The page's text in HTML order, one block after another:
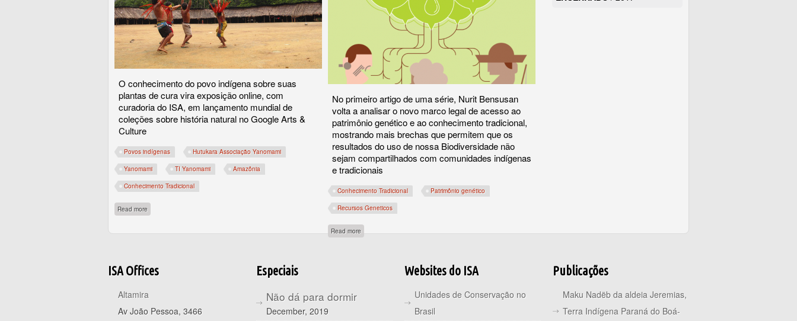
O conhecimento do povo indígena sobre suas
plantas de cura vira exposição online, com
curadoria do ISA, em lançamento mundial de
coleções sobre história natural no Google Arts &
Culture
Povos indígenas Hutukara Associação Yanomami
Yanomami TI Yanomami Amazônia
Conhecimento Tradicional
Read more
No primeiro artigo de uma série, Nurit Bensusan
volta a analisar o novo marco legal de acesso ao
patrimônio genético e ao conhecimento tradicional,
mostrando mais brechas que permitem que os
resultados do uso de nossa Biodiversidade não
sejam compartilhados com comunidades indígenas
e tradicionais
Conhecimento Tradicional Patrimônio genético
Recursos Geneticos
Read more
ISA Offices
Altamira
Av João Pessoa, 3466
Especiais
Não dá para dormir
December, 2019
Websites do ISA
Unidades de Conservação no
Brasil
Publicações
Maku Nadëb da aldeia Jeremias,
Terra Indígena Paraná do Boá-